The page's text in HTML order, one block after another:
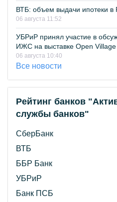
ВТБ: объем выдачи ипотеки в
06 августа 11:52
УБРиР принял участие в
ИЖС на выставке Open
06 августа 10:40
Все новости
Рейтинг банков
службы банков"
СберБанк
ВТБ
ББР Банк
УБРиР
Банк ПСБ